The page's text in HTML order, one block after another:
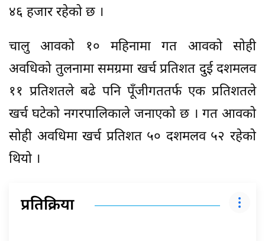
४६ हजार रहेको छ ।
चालु आवको १० महिनामा गत आवको सोही
अवधिको तुलनामा समग्रमा खर्च प्रतिशत दुई दशमलव
११ प्रतिशतले बढे पनि पूँजीगततर्फ एक प्रतिशतले
खर्च घटेको नगरपालिकाले जनाएको छ । गत आवको
सोही अवधिमा खर्च प्रतिशत ५० दशमलव ५२ रहेको
थियो ।
प्रतिक्रिया